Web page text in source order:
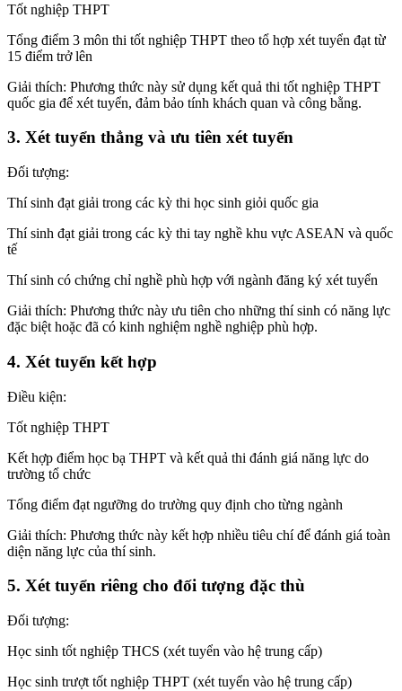
Tốt nghiệp THPT
Tổng điểm 3 môn thi tốt nghiệp THPT theo tổ hợp xét tuyển đạt từ
15 điểm trở lên
Giải thích: Phương thức này sử dụng kết quả thi tốt nghiệp THPT
quốc gia để xét tuyển, đảm bảo tính khách quan và công bằng.
3. Xét tuyển thẳng và ưu tiên xét tuyển
Đối tượng:
Thí sinh đạt giải trong các kỳ thi học sinh giỏi quốc gia
Thí sinh đạt giải trong các kỳ thi tay nghề khu vực ASEAN và quốc
tế
Thí sinh có chứng chỉ nghề phù hợp với ngành đăng ký xét tuyển
Giải thích: Phương thức này ưu tiên cho những thí sinh có năng lực
đặc biệt hoặc đã có kinh nghiệm nghề nghiệp phù hợp.
4. Xét tuyển kết hợp
Điều kiện:
Tốt nghiệp THPT
Kết hợp điểm học bạ THPT và kết quả thi đánh giá năng lực do
trường tổ chức
Tổng điểm đạt ngưỡng do trường quy định cho từng ngành
Giải thích: Phương thức này kết hợp nhiều tiêu chí để đánh giá toàn
diện năng lực của thí sinh.
5. Xét tuyển riêng cho đối tượng đặc thù
Đối tượng:
Học sinh tốt nghiệp THCS (xét tuyển vào hệ trung cấp)
Học sinh trượt tốt nghiệp THPT (xét tuyển vào hệ trung cấp)